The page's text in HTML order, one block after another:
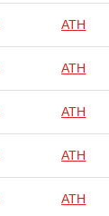
ATH
ATH
ATH
ATH
ATH